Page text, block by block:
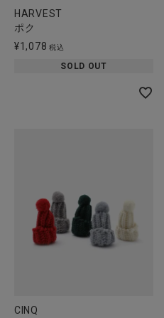
HARVEST
ポク
¥1,078 税込
SOLD OUT
CINQ